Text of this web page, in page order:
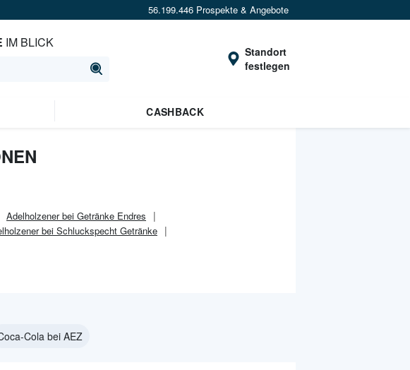
56.199.446 Prospekte & Angebote
IM BLICK
Standort
festlegen
CASHBACK
Adelholzener bei Getränke Endres
bei Schluckspecht Getränke
Cola bei AEZ